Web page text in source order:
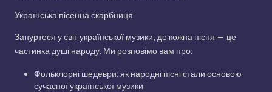
Українська пісенна скарбниця
Зануртеся у світ української музики, де кожна пісня — це
частинка душі народу. Ми розповімо вам про:
Фольклорні шедеври: як народні пісні стали основою
сучасної української музики